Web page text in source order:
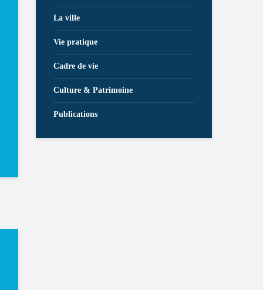
La ville
Vie pratique
Cadre de vie
Culture & Patrimoine
Publications